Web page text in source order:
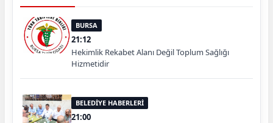
BURSA
21:12
Hekimlik Rekabet Alanı Değil Toplum Sağlığı
Hizmetidir
BELEDİYE HABERLERİ
21:00